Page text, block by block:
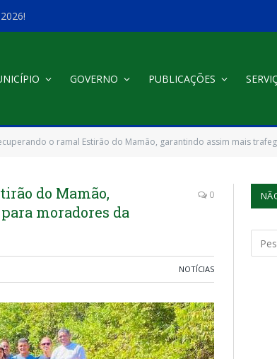
GOVERNO PUBLICAÇÕES
o ramal Estirão do Mamão, garantindo assim mais
do Mamão,
moradores da
0
NOTÍCIAS